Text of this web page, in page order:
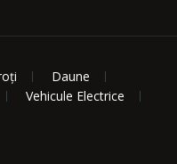
Daune
Vehicule Electrice